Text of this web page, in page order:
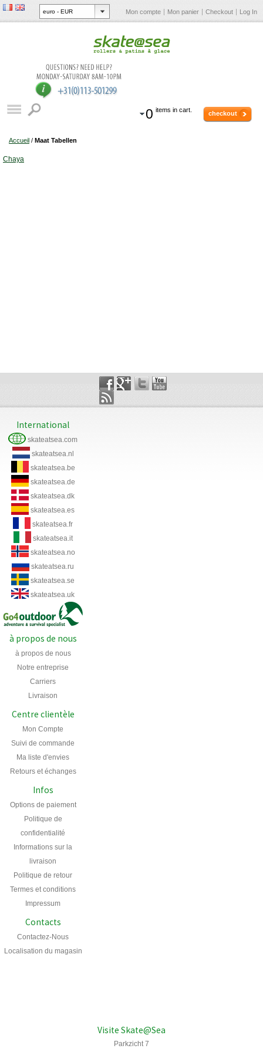
Mon compte Mon panier Checkout Log In
0 items in cart. checkout
Accueil / Maat Tabellen
Chaya
International
skateatsea.com
skateatsea.nl
skateatsea.be
skateatsea.de
skateatsea.dk
skateatsea.es
skateatsea.fr
skateatsea.it
skateatsea.no
skateatsea.ru
skateatsea.se
skateatsea.uk
à propos de nous
à propos de nous
Notre entreprise
Carriers
Livraison
Centre clientèle
Mon Compte
Suivi de commande
Ma liste d'envies
Retours et échanges
Infos
Options de paiement
Politique de
confidentialité
Informations sur la
livraison
Politique de retour
Termes et conditions
Impressum
Contacts
Contactez-Nous
Localisation du magasin
Visite Skate@Sea
Parkzicht 7